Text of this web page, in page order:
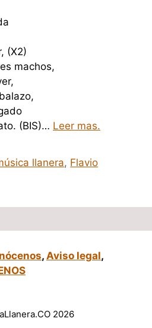
(X2)
machos,
(BIS)… Leer mas.
llanera, Flavio
, Aviso legal,
2026